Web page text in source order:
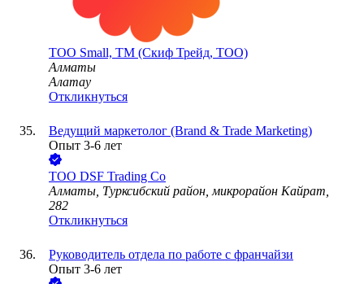
ТОО Small, ТМ (Скиф Трейд, ТОО)
Алматы
Алатау
Откликнуться
Ведущий маркетолог (Brand & Trade Marketing)
Опыт 3-6 лет
ТОО DSF Trading Co
Алматы, Турксибский район, микрорайон Кайрат,
282
Откликнуться
Руководитель отдела по работе с франчайзи
Опыт 3-6 лет